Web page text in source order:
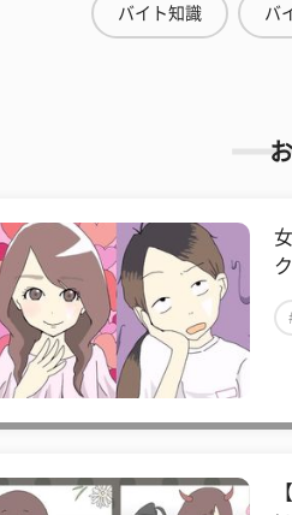
バイト知識 バ